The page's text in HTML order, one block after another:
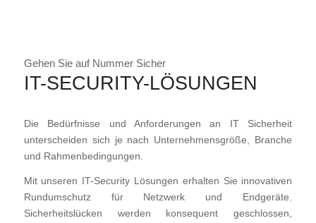
Gehen Sie auf Nummer Sicher
IT-SECURITY-LÖSUNGEN
Die Bedürfnisse und Anforderungen an IT Sicherheit
unterscheiden sich je nach Unternehmensgröße, Branche
und Rahmenbedingungen.
Mit unseren IT-Security Lösungen erhalten Sie innovativen
Rundumschutz für Netzwerk und Endgeräte.
Sicherheitslücken werden konsequent geschlossen,